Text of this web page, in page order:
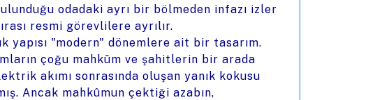
odadaki ayrı bir bölmeden infazı izler
resmi görevlilere ayrılır.
yapısı "modern" dönemlere ait bir tasarım.
çoğu mahkûm ve şahitlerin bir arada
akımı sonrasında oluşan yanık kokusu
Ancak mahkûmun çektiği azabın,